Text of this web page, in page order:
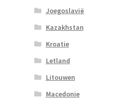
Joegoslavië
Kazakhstan
Kroatie
Letland
Litouwen
Macedonie